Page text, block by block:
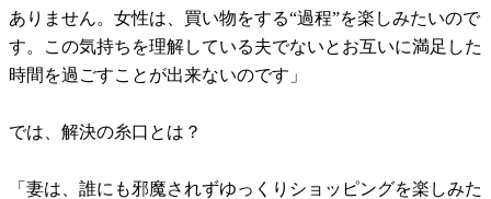
ありません。女性は、買い物をする“過程”を楽しみたいので
す。この気持ちを理解している夫でないとお互いに満足した
時間を過ごすことが出来ないのです」
では、解決の糸口とは？
「妻は、誰にも邪魔されずゆっくりショッピングを楽しみた